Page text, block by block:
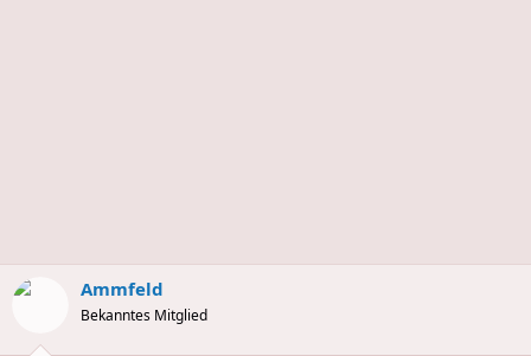
Ammfeld
Bekanntes Mitglied